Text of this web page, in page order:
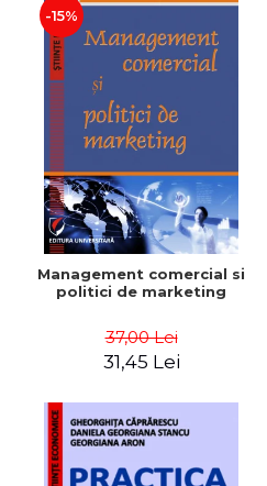
-15%
Management comercial si
politici de marketing
37,00 Lei
31,45 Lei